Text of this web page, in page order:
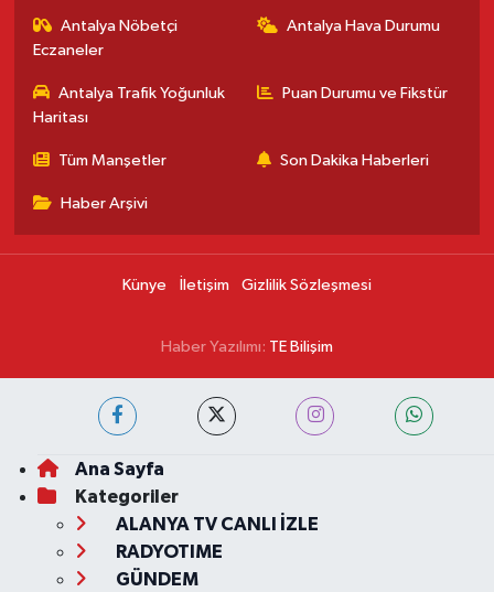
Antalya Nöbetçi
Eczaneler
Antalya Hava Durumu
Antalya Trafik Yoğunluk
Haritası
Puan Durumu ve Fikstür
Tüm Manşetler Son Dakika Haberleri
Haber Arşivi
Künye İletişim Gizlilik Sözleşmesi
Haber Yazılımı: TE Bilişim
Ana Sayfa
Kategoriler
ALANYA TV CANLI İZLE
RADYOTIME
GÜNDEM